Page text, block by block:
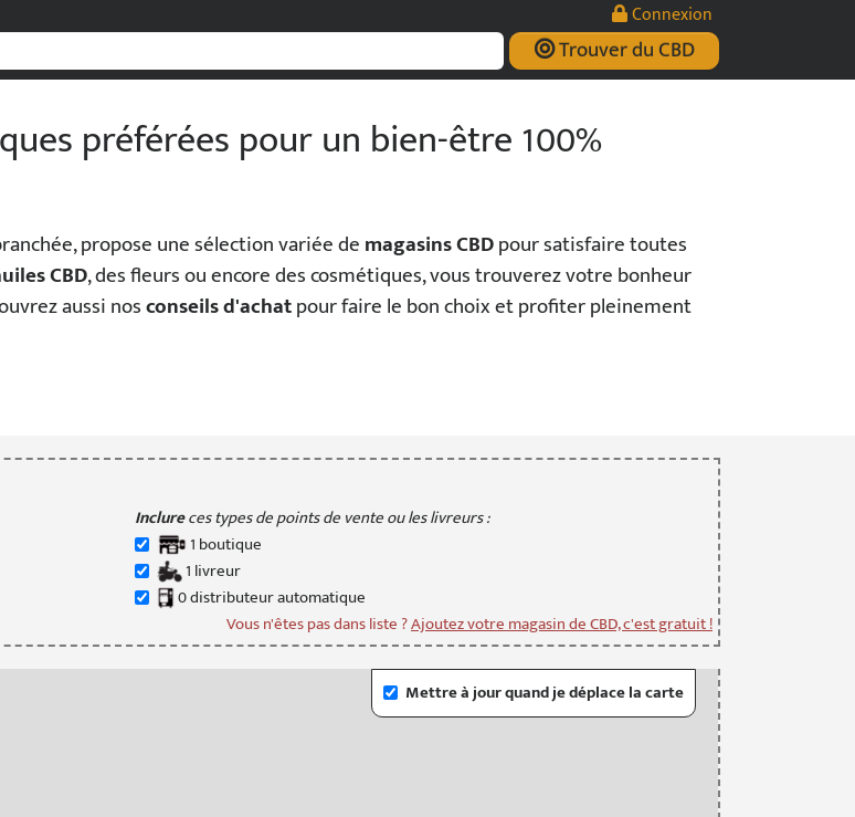
Connexion
Trouver du CBD
préférées pour un bien-être 100%
propose une sélection variée demagasins CBDpour satisfaire toutes
CBD, des fleurs ou encore des cosmétiques, vous trouverez votre bonheur
aussi nosconseils d'achatpour faire le bon choix et profiter pleinement
Inclureces types de points de vente ou les livreurs :
1 boutique
1 livreur
0distributeurautomatique
Vous n'êtes pas dans liste ?Ajoutez votre magasin de CBD, c'est gratuit !
Mettre à jour quand je déplace la carte